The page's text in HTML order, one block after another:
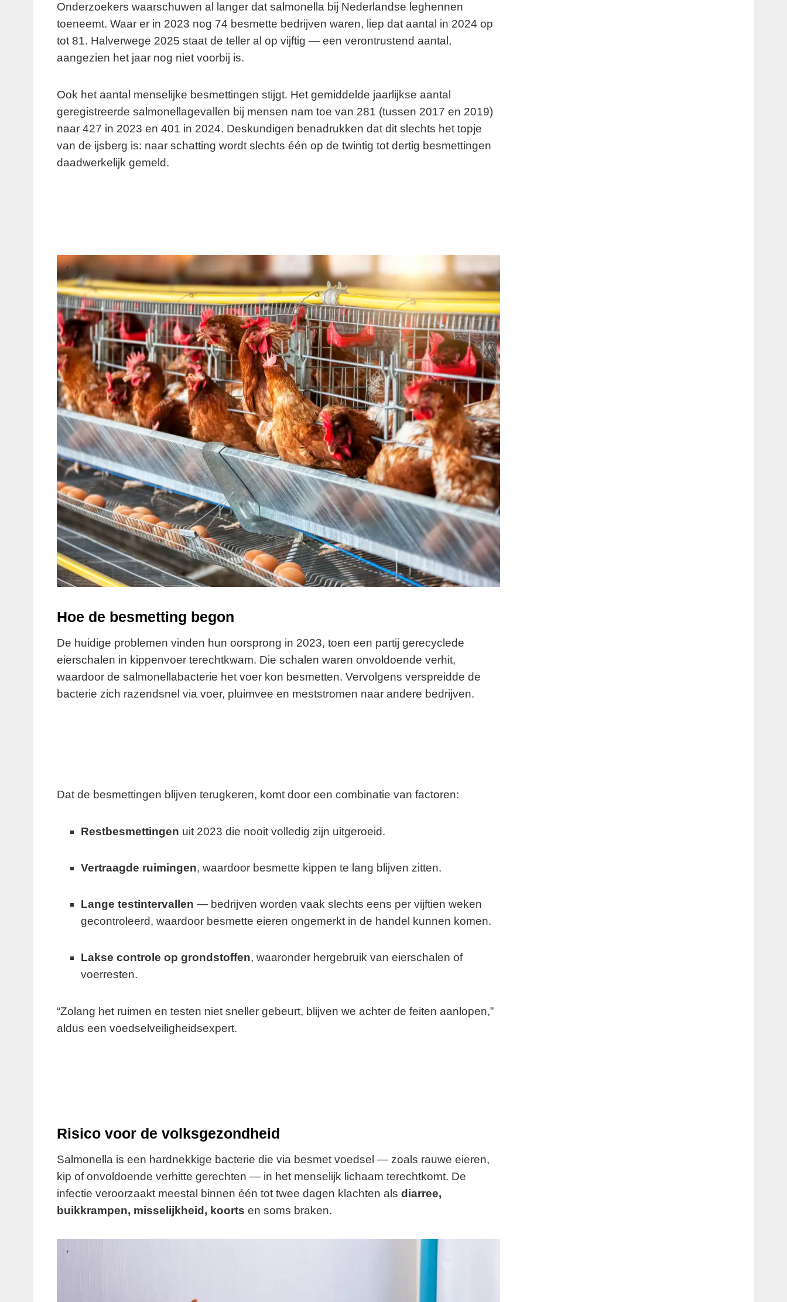
Onderzoekers waarschuwen al langer dat salmonella bij Nederlandse leghennen
toeneemt. Waar er in 2023 nog 74 besmette bedrijven waren, liep dat aantal in 2024 op
tot 81. Halverwege 2025 staat de teller al op vijftig — een verontrustend aantal,
aangezien het jaar nog niet voorbij is.
Ook het aantal menselijke besmettingen stijgt. Het gemiddelde jaarlijkse aantal
geregistreerde salmonellagevallen bij mensen nam toe van 281 (tussen 2017 en 2019)
naar 427 in 2023 en 401 in 2024. Deskundigen benadrukken dat dit slechts het topje
van de ijsberg is: naar schatting wordt slechts één op de twintig tot dertig besmettingen
daadwerkelijk gemeld.
Hoe de besmetting begon
De huidige problemen vinden hun oorsprong in 2023, toen een partij gerecyclede
eierschalen in kippenvoer terechtkwam. Die schalen waren onvoldoende verhit,
waardoor de salmonellabacterie het voer kon besmetten. Vervolgens verspreidde de
bacterie zich razendsnel via voer, pluimvee en meststromen naar andere bedrijven.
Dat de besmettingen blijven terugkeren, komt door een combinatie van factoren:
Restbesmettingen uit 2023 die nooit volledig zijn uitgeroeid.
Vertraagde ruimingen, waardoor besmette kippen te lang blijven zitten.
Lange testintervallen — bedrijven worden vaak slechts eens per vijftien weken
gecontroleerd, waardoor besmette eieren ongemerkt in de handel kunnen komen.
Lakse controle op grondstoffen, waaronder hergebruik van eierschalen of
voerresten.
“Zolang het ruimen en testen niet sneller gebeurt, blijven we achter de feiten aanlopen,”
aldus een voedselveiligheidsexpert.
Risico voor de volksgezondheid
Salmonella is een hardnekkige bacterie die via besmet voedsel — zoals rauwe eieren,
kip of onvoldoende verhitte gerechten — in het menselijk lichaam terechtkomt. De
infectie veroorzaakt meestal binnen één tot twee dagen klachten als diarree,
buikkrampen, misselijkheid, koorts en soms braken.